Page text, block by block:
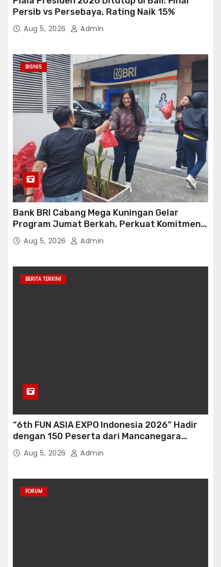
Persib vs Persebaya, Rating Naik 15%
Aug 5, 2026 Admin
BISNIS
Bank BRI Cabang Mega Kuningan Gelar
Program Jumat Berkah, Perkuat Komitmen
untuk Saling Berbagai Kepada Masyarakat
Sekitar Kawasan Mega Kuningan
Aug 5, 2026 Admin
BERITA TERKINI
“6th FUN ASIA EXPO Indonesia 2026” Hadir
dengan 150 Peserta dari Mancanegara
perkuat Industri Taman Rekreasi Ekosistem
Pariwisata di Tanah Air
Aug 5, 2026 Admin
FORUM